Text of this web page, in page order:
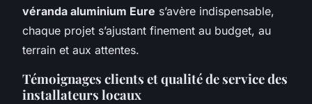
véranda aluminium Eure s’avère indispensable,
chaque projet s’ajustant finement au budget, au
terrain et aux attentes.
Témoignages clients et qualité de service des
installateurs locaux